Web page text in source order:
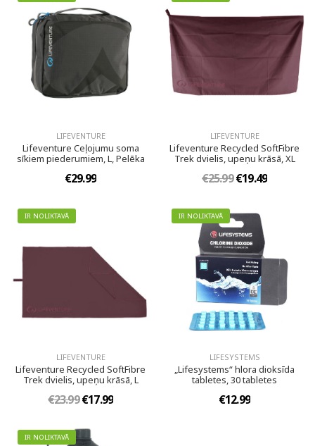
LIFEVENTURE
Lifeventure Ceļojumu soma
sīkiem piederumiem, L, Pelēka
€29.99
LIFEVENTURE
Lifeventure Recycled SoftFibre
Trek dvielis, upeņu krāsā, XL
€25.99€19.49
IR NOLIKTAVĀ
LIFEVENTURE
Lifeventure Recycled SoftFibre
Trek dvielis, upeņu krāsā, L
€23.99€17.99
IR NOLIKTAVĀ
LIFESYSTEMS
„Lifesystems“ hlora dioksīda
tabletes, 30 tabletes
€12.99
IR NOLIKTAVĀ